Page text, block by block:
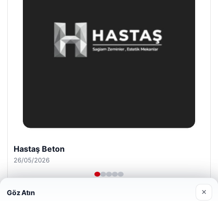
Prenses Night Club
29/04/2026
Göz Atın ×